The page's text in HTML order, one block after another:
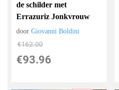
de schilder met
Errazuriz Jonkvrouw
doorGiovanni Boldini
€162.00
€93.96